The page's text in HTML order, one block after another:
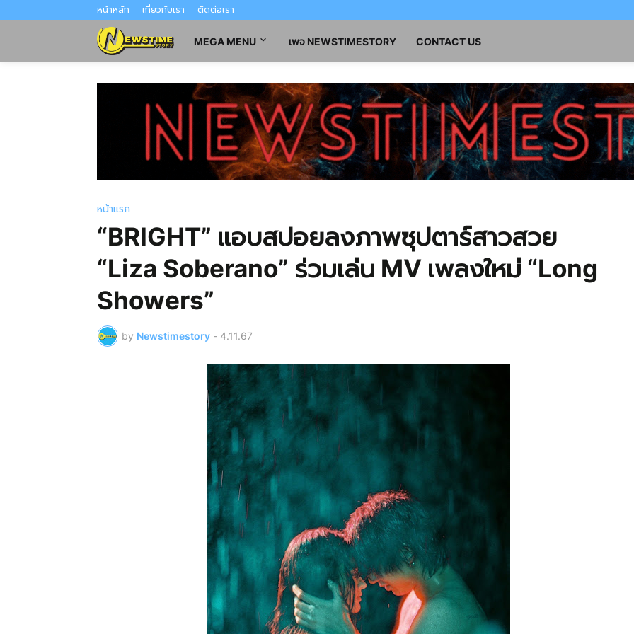
หน้าหลัก เกี่ยวกับเรา ติดต่อเรา
MEGA MENU เพจ NEWSTIMESTORY CONTACT US
หน้าแรก
“BRIGHT” แอบสปอยลงภาพซุปตาร์สาวสวย
“Liza Soberano” ร่วมเล่น MV เพลงใหม่ “Long
Showers”
by Newstimestory - 4.11.67